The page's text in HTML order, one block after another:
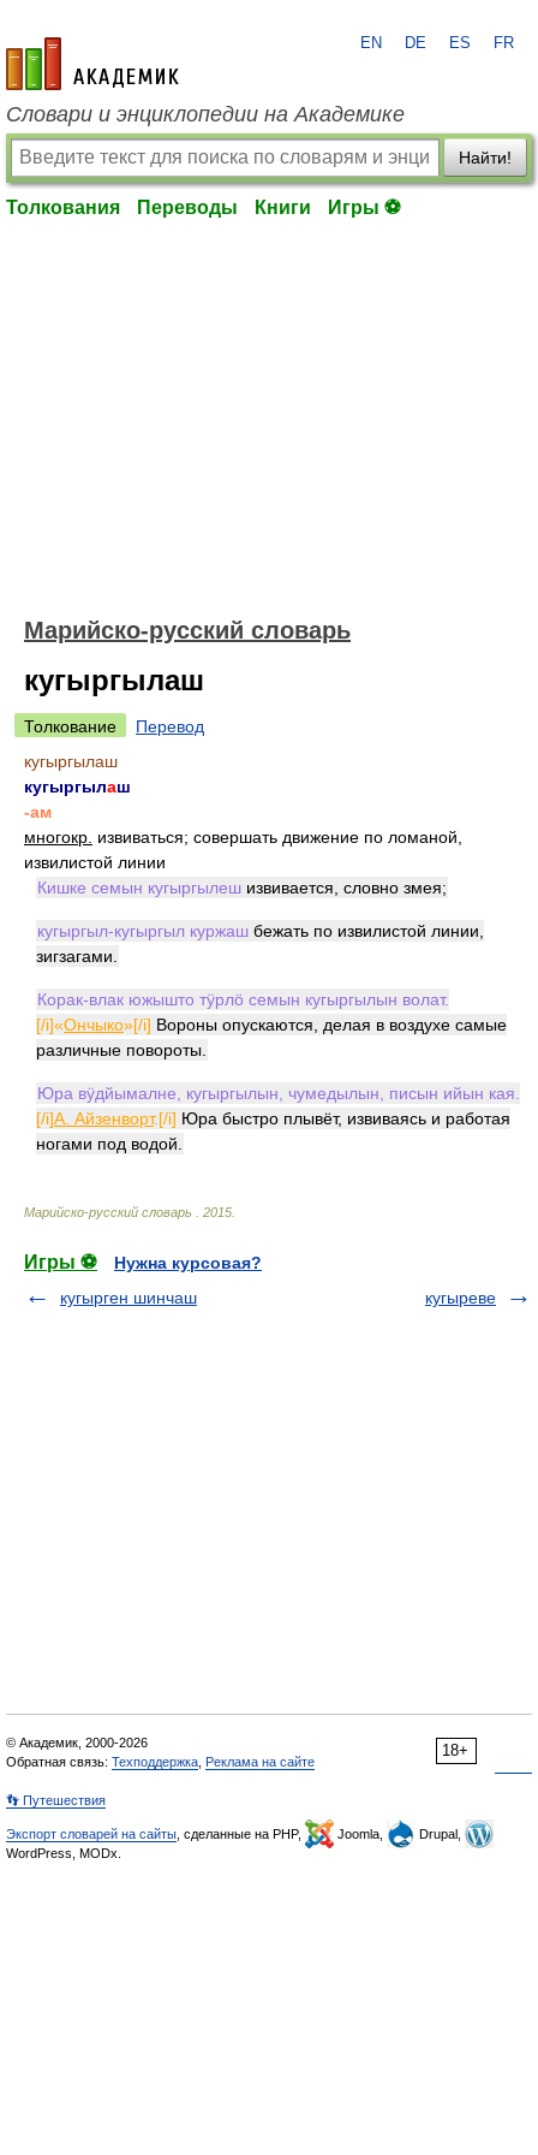
academic.ru
EN DE ES FR
Словари и энциклопедии на Академике
Найти!
Толкования Переводы Книги Игры ⚽
Марийско-русский словарь
кугыргылаш
Толкование
Перевод
кугыргылаш
кугыргылаш
-ам
многокр. извиваться; совершать движение по ломаной,
извилистой линии
Кишке семын кугыргылеш извивается, словно змея;
кугыргыл-кугыргыл куржаш бежать по извилистой линии,
зигзагами.
Корак-влак южышто тӱрлӧ семын кугыргылын волат.
[/i]«Ончыко»[/i] Вороны опускаются, делая в воздухе самые
различные повороты.
Юра вӱдйымалне, кугыргылын, чумедылын, писын ийын кая.
[/i]А. Айзенворт.[/i] Юра быстро плывёт, извиваясь и работая
ногами под водой.
Марийско-русский словарь 2015
Игры ⚽
Нужна курсовая?
кугырген шинчаш
кугыреве
18+
© Академик, 2000-2026
Обратная связь: Техподдержка Реклама на сайте
👣 Путешествия
Экспорт словарей на сайты , сделанные на PHP, Joomla,
Drupal,
WordPress, MODx.